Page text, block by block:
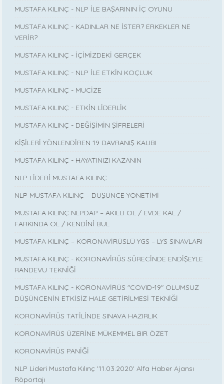
MUSTAFA KILINÇ - NLP İLE BAŞARININ İÇ OYUNU
MUSTAFA KILINÇ - KADINLAR NE İSTER? ERKEKLER NE
VERİR?
MUSTAFA KILINÇ - İÇİMİZDEKİ GERÇEK
MUSTAFA KILINÇ - NLP İLE ETKİN KOÇLUK
MUSTAFA KILINÇ - MUCİZE
MUSTAFA KILINÇ - ETKİN LİDERLİK
MUSTAFA KILINÇ - DEĞİŞİMİN ŞİFRELERİ
KİŞİLERİ YÖNLENDİREN 19 DAVRANIŞ KALIBI
MUSTAFA KILINÇ - HAYATINIZI KAZANIN
NLP LİDERİ MUSTAFA KILINÇ
NLP MUSTAFA KILINÇ – DÜŞÜNCE YÖNETİMİ
MUSTAFA KILINÇ NLPDAP – AKILLI OL / EVDE KAL /
FARKINDA OL / KENDİNİ BUL
MUSTAFA KILINÇ – KORONAVİRÜSLÜ YGS – LYS SINAVLARI
MUSTAFA KILINÇ - KORONAVİRÜS SÜRECİNDE ENDİŞEYLE
RANDEVU TEKNİĞİ
MUSTAFA KILINÇ - KORONAVİRÜS "COVID-19" OLUMSUZ
DÜŞÜNCENİN ETKİSİZ HALE GETİRİLMESİ TEKNİĞİ
KORONAVİRÜS TATİLİNDE SINAVA HAZIRLIK
KORONAVİRÜS ÜZERİNE MÜKEMMEL BIR ÖZET
KORONAVİRÜS PANİĞİ
NLP Lideri Mustafa Kılınç '11.03.2020' Alfa Haber Ajansı
Röportajı